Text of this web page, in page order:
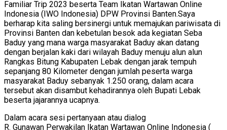
Familiar Trip 2023 beserta Team Ikatan Wartawan Online
Indonesia (IWO Indonesia) DPW Provinsi Banten.Saya
berharap kita saling bersinergi untuk memajukan pariwisata di
Provinsi Banten dan kebetulan besok ada kegiatan Seba
Baduy yang mana warga masyarakat Baduy akan datang
dengan berjalan kaki dari wilayah Baduy menuju alun alun
Rangkas Bitung Kabupaten Lebak dengan jarak tempuh
sepanjang 80 Kilometer dengan jumlah peserta warga
masyarakat Baduy sebanyak 1.250 orang, dalam acara
tersebut akan disambut kehadirannya oleh Bupati Lebak
beserta jajarannya ucapnya.
Dalam acara sesi pertanyaan atau dialog
R. Gunawan Perwakilan Ikatan Wartawan Online Indonesia (